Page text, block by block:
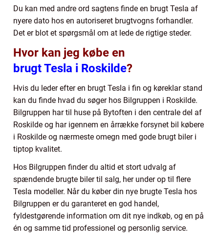
Du kan med andre ord sagtens finde en brugt Tesla af
nyere dato hos en autoriseret brugtvogns forhandler.
Det er blot et spørgsmål om at lede de rigtige steder.
Hvor kan jeg købe en
brugt Tesla i Roskilde?
Hvis du leder efter en brugt Tesla i fin og køreklar stand
kan du finde hvad du søger hos Bilgruppen i Roskilde.
Bilgruppen har til huse på Bytoften i den centrale del af
Roskilde og har igennem en årrække forsynet bil købere
i Roskilde og nærmeste omegn med gode brugt biler i
tiptop kvalitet.
Hos Bilgruppen finder du altid et stort udvalg af
spændende brugte biler til salg, her under op til flere
Tesla modeller. Når du køber din nye brugte Tesla hos
Bilgruppen er du garanteret en god handel,
fyldestgørende information om dit nye indkøb, og en på
én og samme tid professionel og personlig service.